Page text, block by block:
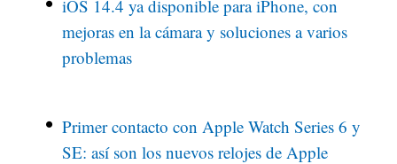
iOS 14.4 ya disponible para iPhone, con
mejoras en la cámara y soluciones a varios
problemas
Primer contacto con Apple Watch Series 6 y
SE: así son los nuevos relojes de Apple